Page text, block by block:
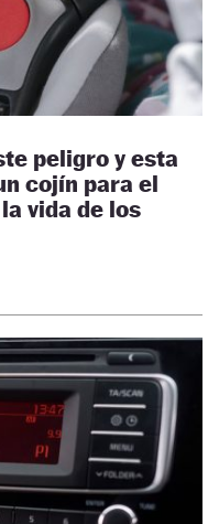
peligro y esta
cojín para el
vida de los